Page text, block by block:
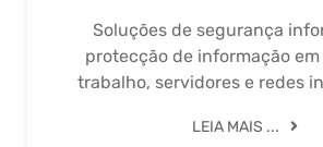
Soluções de segurança
protecção de informação
trabalho, servidores e redes
LEIA MAIS ...